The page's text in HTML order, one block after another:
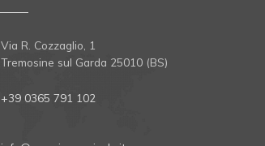
Via R. Cozzaglio, 1
Tremosine sul Garda 25010 (BS)
+39 0365 791 102